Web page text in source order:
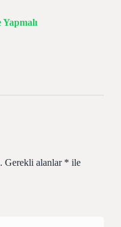
Gerekli alanlar * ile